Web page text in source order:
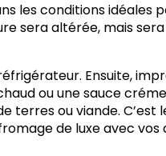
les conditions idéales
sera altérée, mais
Ensuite,
ou une sauce
terres ou viande. C’est
de luxe avec vos